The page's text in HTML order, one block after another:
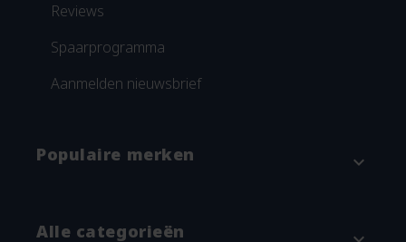
Reviews
Spaarprogramma
Aanmelden nieuwsbrief
Populaire merken expand_more
Alle categorieën